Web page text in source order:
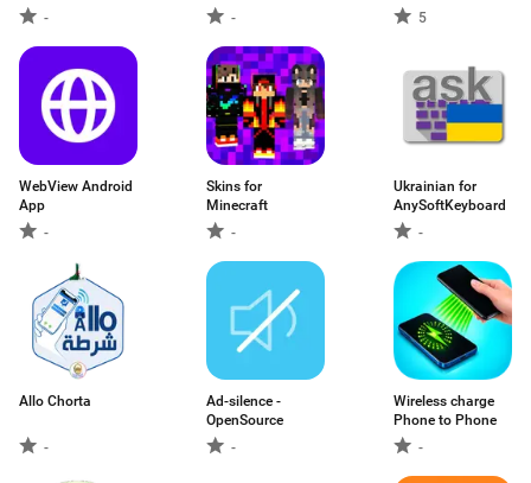
-
Share-
5
WebView Android
App
-
Skins for
Minecraft
-
Ukrainian for
AnySoftKeyboard
-
Allo Chorta
-
Ad-silence -
OpenSource
-
Wireless charge
Phone to Phone
-